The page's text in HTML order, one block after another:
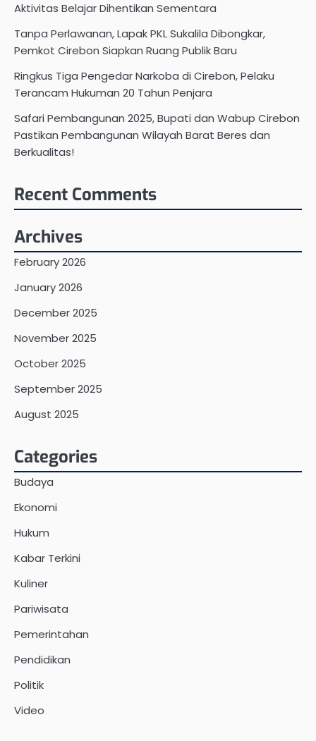
Aktivitas Belajar Dihentikan Sementara
Tanpa Perlawanan, Lapak PKL Sukalila Dibongkar,
Pemkot Cirebon Siapkan Ruang Publik Baru
Ringkus Tiga Pengedar Narkoba di Cirebon, Pelaku
Terancam Hukuman 20 Tahun Penjara
Safari Pembangunan 2025, Bupati dan Wabup Cirebon
Pastikan Pembangunan Wilayah Barat Beres dan
Berkualitas!
Recent Comments
Archives
February 2026
January 2026
December 2025
November 2025
October 2025
September 2025
August 2025
Categories
Budaya
Ekonomi
Hukum
Kabar Terkini
Kuliner
Pariwisata
Pemerintahan
Pendidikan
Politik
Video